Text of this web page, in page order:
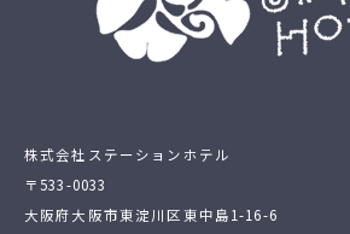
株式会社ステーションホテル
〒533-0033
大阪府大阪市東淀川区東中島1-16-6